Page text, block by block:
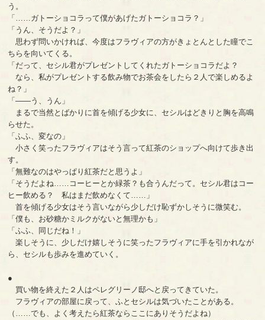
う。
「……ガトーショコラって僕があげたガトーショコラ？」
「うん、そうだよ？」
思わず問いかければ、今度はフラヴィアの方がきょとんとした瞳でこ
ちらを向いてくる。
「だって、セシル君がプレゼントしてくれたガトーショコラだよ？
なら、私がプレゼントする飲み物でお茶会をしたら２人で楽しめるよ
ね？」
「――う、うん」
まるで当然とばかりに首を傾げる少女に、セシルはどきりと胸を高鳴
らせた。
「ふふ、変なの」
小さく笑ったフラヴィアはそう言って紅茶のショップへ向けて歩き出
す。
「無難なのはやっぱり紅茶だと思うよ」
「そうだよね……コーヒーとか緑茶？も合うんだって。セシル君はコー
ヒー飲める？ 私はまだ飲めなくて……」
首を傾げる少女はそう言いながら少しだけ恥ずかしそうに微笑む。
「僕も、お砂糖かミルクがないと無理かも」
「ふふ、同じだね！」
楽しそうに、少しだけ嬉しそうに笑ったフラヴィアに手を引かれなが
ら、セシルも歩みを進めていく。
●
買い物を終えた２人はペレグリーノ邸へと戻ってきていた。
フラヴィアの部屋に戻って、ふとセシルは気づいたことがある。
（……でも、よく考えたら紅茶ならここにありそうだよね）